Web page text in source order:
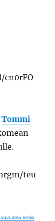
cn0rFO
Tommi
teu
remix